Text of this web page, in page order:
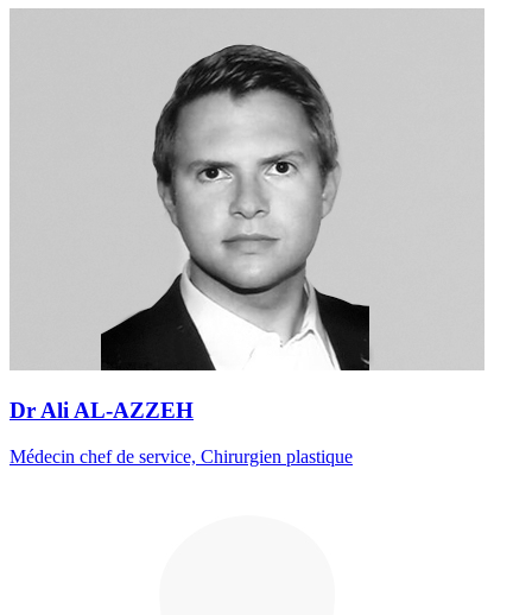
Dr Ali AL-AZZEH
Médecin chef de service, Chirurgien plastique